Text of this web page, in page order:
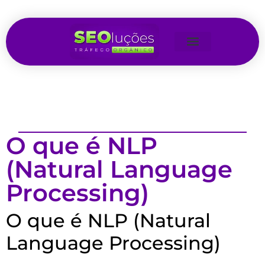
O que é NLP
(Natural Language
Processing)
O que é NLP (Natural
Language Processing)